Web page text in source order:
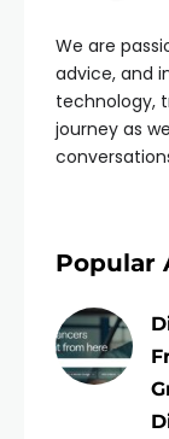
We are
advice, and
technology,
journey as
Popular